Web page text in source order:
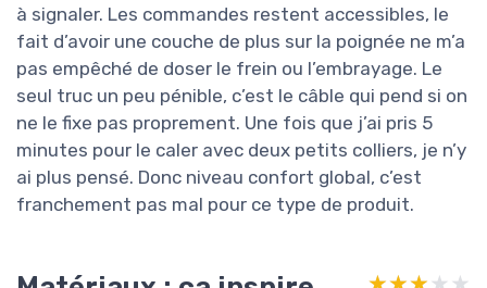
à signaler. Les commandes restent accessibles, le
fait d’avoir une couche de plus sur la poignée ne m’a
pas empêché de doser le frein ou l’embrayage. Le
seul truc un peu pénible, c’est le câble qui pend si on
ne le fixe pas proprement. Une fois que j’ai pris 5
minutes pour le caler avec deux petits colliers, je n’y
ai plus pensé. Donc niveau confort global, c’est
franchement pas mal pour ce type de produit.